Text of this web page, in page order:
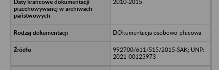
2010-2015
DOkumentacja osobowo-płacowa
992700/611/515/2015-SAK; UNP:
2021-00123973